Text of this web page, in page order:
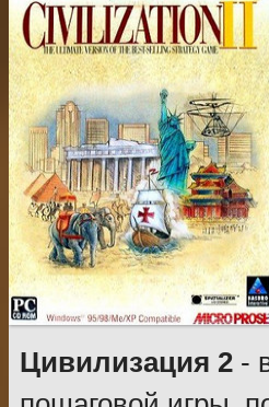
Цивилизация 2 -